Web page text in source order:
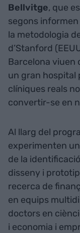
Bellvitge, que
segons
la metodologia
d’Stanford
Barcelona viuen
un gran hospital
clíniques reals
convertir-se en
Al llarg del
experimenten
de la
disseny i
recerca de
en equips
doctors en
i economia i